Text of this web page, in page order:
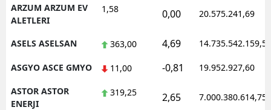
ARZUM ARZUM EV
ALETLERI
1,58 0,00 20.575.241,69
ASELS ASELSAN 363,00 4,69 14.735.542.159,50
ASGYO ASCE GMYO 11,00 -0,81 19.952.927,60
ASTOR ASTOR
ENERJI
319,25 2,65 7.000.380.614,75